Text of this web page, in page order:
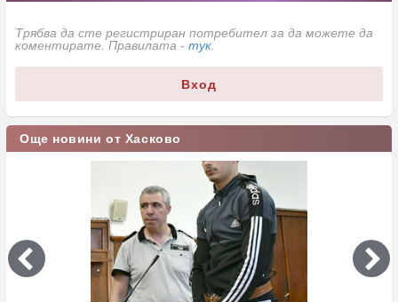
Трябва да сте регистриран потребител за да можете да
коментирате. Правилата - тук
Вход
Още новини от Хасково